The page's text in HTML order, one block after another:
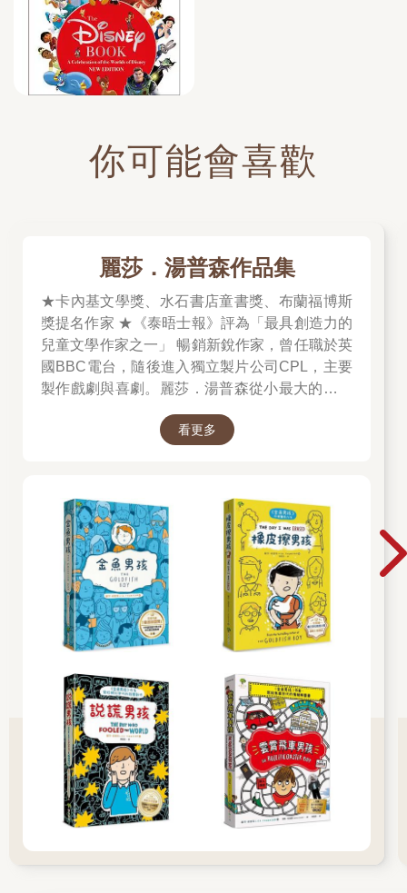
你可能會喜歡
麗莎．湯普森作品集
★卡內基文學獎、水石書店童書獎、布蘭福博斯
獎提名作家 ★《泰晤士報》評為「最具創造力的
兒童文學作家之一」 暢銷新銳作家，曾任職於英
國BBC電台，隨後進入獨立製片公司CPL，主要
製作戲劇與喜劇。麗莎．湯普森從小最大的願望
就是成為作家，並於2017年推出首部作品《金魚
男孩》。該書出版後便熱銷英、美、法、西、
（The Light Jar）一推出便榮獲《泰晤士報》
（The Times）、《衛報》（The Guardian），
以及《觀察家報》（The Observer）選書；而第
三本作品《橡皮擦男孩》同樣獲選《泰晤士報》
選書。
看更多